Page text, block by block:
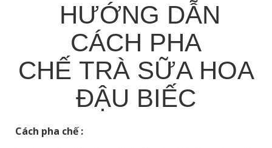
HƯỚNG DẪN
CÁCH PHA
CHẾ TRÀ SỮA HOA
ĐẬU BIẾC
Cách pha chế :